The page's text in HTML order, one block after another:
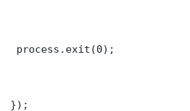
process.exit(0);
});